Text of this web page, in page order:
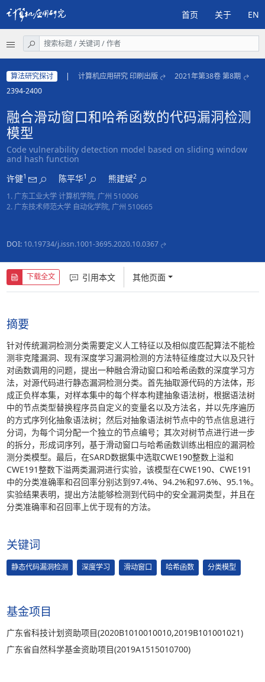
首页 关于 EN
算法研究探讨 | 计算机应用研究 印刷出版
2021年第38卷 第8期
2394-2400
融合滑动窗口和哈希函数的代码漏洞检测
模型
Code vulnerability detection model based on sliding window
and hash function
许健1 陈平华1 熊建斌2
1. 广东工业大学 计算机学院, 广州 510006
2. 广东技术师范大学 自动化学院, 广州 510665
DOI: 10.19734/j.issn.1001-3695.2020.10.0367
下载全文 引用本文 其他页面
摘要
针对传统漏洞检测分类需要定义人工特征以及相似度匹配算法不能检
测非克隆漏洞、现有深度学习漏洞检测的方法特征维度过大以及只针
对函数调用的问题，提出一种融合滑动窗口和哈希函数的深度学习方
法，对源代码进行静态漏洞检测分类。首先抽取源代码的方法体，形
成正负样本集，对样本集中的每个样本构建抽象语法树，根据语法树
中的节点类型替换程序员自定义的变量名以及方法名，并以先序遍历
的方式序列化抽象语法树；然后对抽象语法树节点中的节点信息进行
分词，为每个词分配一个独立的节点编号；其次对树节点进行进一步
的拆分，形成词序列，基于滑动窗口与哈希函数训练出相应的漏洞检
测分类模型。最后，在SARD数据集中选取CWE190整数上溢和
CWE191整数下溢两类漏洞进行实验，该模型在CWE190、CWE191
中的分类准确率和召回率分别达到97.4%、94.2%和97.6%、95.1%。
实验结果表明，提出方法能够检测到代码中的安全漏洞类型，并且在
分类准确率和召回率上优于现有的方法。
关键词
静态代码漏洞检测 深度学习 滑动窗口 哈希函数 分类模型
基金项目
广东省科技计划资助项目(2020B1010010010,2019B101001021)
广东省自然科学基金资助项目(2019A1515010700)